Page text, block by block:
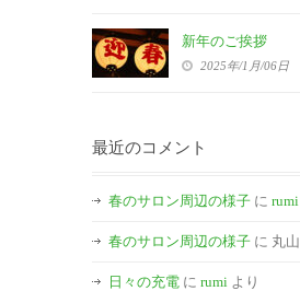
新年のご挨拶
2025年/1月/06日
最近のコメント
春のサロン周辺の様子 に rumi
春のサロン周辺の様子 に 丸山
日々の充電 に rumi より